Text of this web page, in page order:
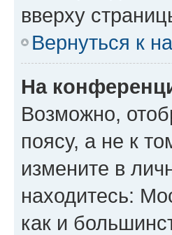
вверху
Вернуться к
На
Возможно,
поясу, а не к
измените в
находитесь:
как и